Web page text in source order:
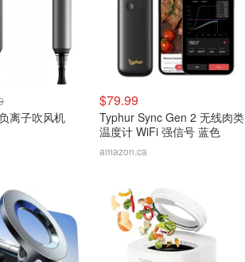
离子吹风机
$79.99
Typhur Sync Gen 2 无线肉类
温度计 WiFi 强信号 蓝色
amazon.ca